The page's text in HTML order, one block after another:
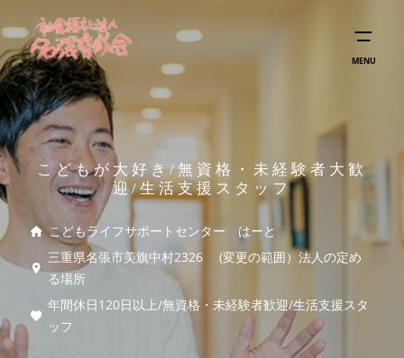
MENU
こどもが大好き/無資格・未経験者大歓
迎/生活支援スタッフ
こどもライフサポートセンター はーと
三重県名張市美旗中村2326 (変更の範囲）法人の定め
る場所
年間休日120日以上/無資格・未経験者歓迎/生活支援スタ
ッフ